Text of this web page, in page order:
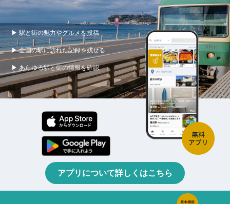
▶ 駅と街の魅力やグルメを投稿
▶ 全国の駅に訪れた記録を残せる
▶ あらゆる駅と街の情報を確認
アプリについて詳しくはこちら